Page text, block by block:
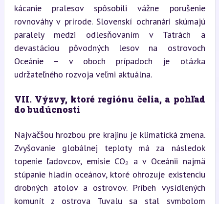
kácanie pralesov spôsobili vážne porušenie
rovnováhy v prírode. Slovenskí ochranári skúmajú
paralely medzi odlesňovaním v Tatrách a
devastáciou pôvodných lesov na ostrovoch
Oceánie – v oboch prípadoch je otázka
udržateľného rozvoja veľmi aktuálna.
VII. Výzvy, ktoré regiónu čelia, a pohľad
do budúcnosti
Najväčšou hrozbou pre krajinu je klimatická zmena.
Zvyšovanie globálnej teploty má za následok
topenie ľadovcov, emisie CO₂ a v Oceánii najmä
stúpanie hladín oceánov, ktoré ohrozuje existenciu
drobných atolov a ostrovov. Príbeh vysídlených
komunít z ostrova Tuvalu sa stal symbolom